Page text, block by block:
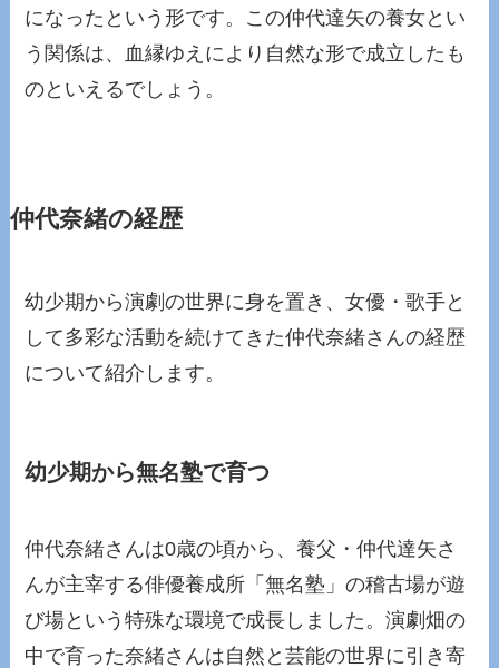
になったという形です。この仲代達矢の養女とい
う関係は、血縁ゆえにより自然な形で成立したも
のといえるでしょう。
仲代奈緒の経歴
幼少期から演劇の世界に身を置き、女優・歌手と
して多彩な活動を続けてきた仲代奈緒さんの経歴
について紹介します。
幼少期から無名塾で育つ
仲代奈緒さんは0歳の頃から、養父・仲代達矢さ
んが主宰する俳優養成所「無名塾」の稽古場が遊
び場という特殊な環境で成長しました。演劇畑の
中で育った奈緒さんは自然と芸能の世界に引き寄